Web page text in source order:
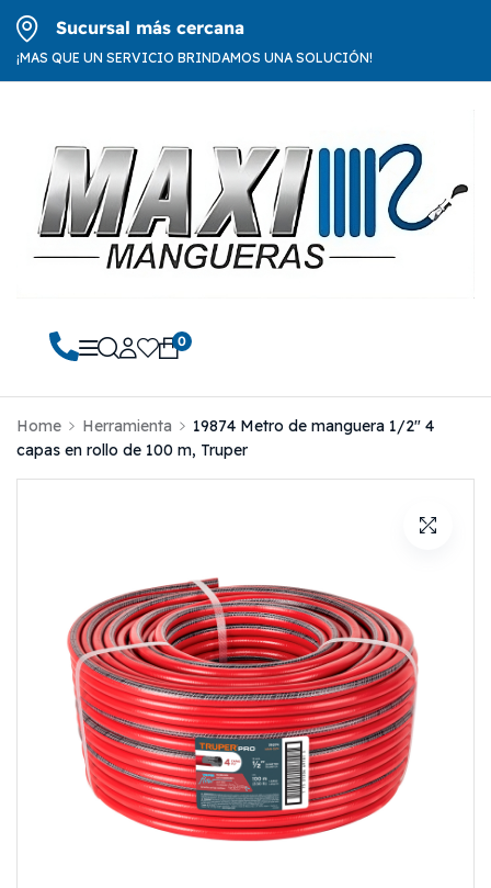
Sucursal más cercana
¡MAS QUE UN SERVICIO BRINDAMOS UNA SOLUCIÓN!
0
Home Herramienta
19874 Metro de manguera 1/2″ 4
capas en rollo de 100 m, Truper